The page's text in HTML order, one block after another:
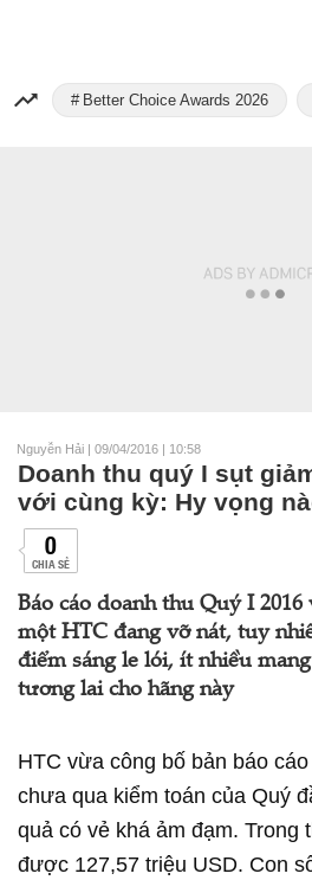
Better Choice Awards 2026
Nguyễn Hải | 09/04/2016 | 10:58
Doanh thu quý I sụt
với cùng kỳ: Hy vọng
0
CHIA SẺ
Báo cáo doanh thu Quý I
một HTC đang vỡ nát, tuy
điểm sáng le lói, ít nhiều
tương lai cho hãng này
HTC vừa công bố bản báo
chưa qua kiểm toán của Quý
quả có vẻ khá ảm đạm. Trong
được 127,57 triệu USD. Con